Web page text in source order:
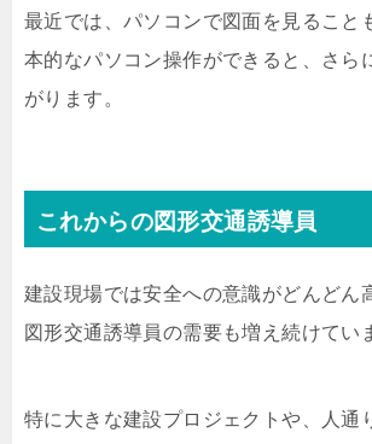
最近では、パソコンで図面を見ること
本的なパソコン操作ができると、さら
がります。
これからの図形交通誘導員
建設現場では安全への意識がどんどん
図形交通誘導員の需要も増え続けてい
特に大きな建設プロジェクトや、人通